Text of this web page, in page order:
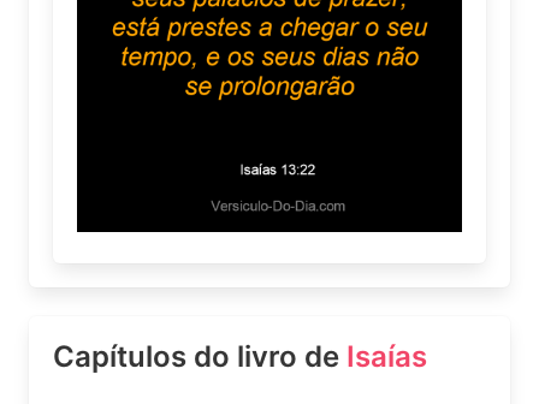
Capítulos do livro de Isaías